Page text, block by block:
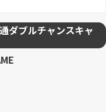
ダブルチャンスキャ